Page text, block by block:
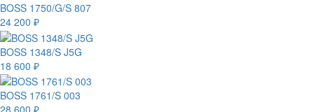
BOSS 1750/G/S 807
24 200 ₽
BOSS 1348/S J5G
18 600 ₽
BOSS 1761/S 003
28 600 ₽